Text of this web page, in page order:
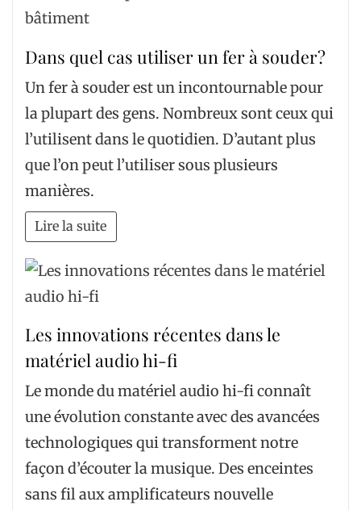
Dans quel cas utiliser un fer à souder?
Un fer à souder est un incontournable pour
la plupart des gens. Nombreux sont ceux qui
l’utilisent dans le quotidien. D’autant plus
que l’on peut l’utiliser sous plusieurs
manières.
Lire la suite
Les innovations récentes dans le
matériel audio hi-fi
Le monde du matériel audio hi-fi connaît
une évolution constante avec des avancées
technologiques qui transforment notre
façon d’écouter la musique. Des enceintes
sans fil aux amplificateurs nouvelle